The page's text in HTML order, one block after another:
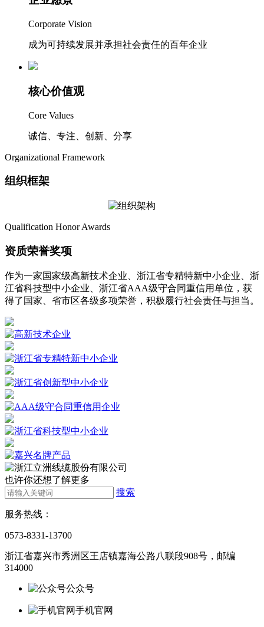
Corporate Vision
成为可持续发展并承担社会责任的百年企业
核心价值观
Core Values
诚信、专注、创新、分享
Organizational Framework
组织框架
Qualification Honor Awards
资质荣誉奖项
作为一家国家级高新技术企业、浙江省专精特新中小企业、浙
江省科技型中小企业、浙江省AAA级守合同重信用单位，获
得了国家、省市区各级多项荣誉，积极履行社会责任与担当。
也许你还想了解更多
搜索
服务热线：
0573-8331-13700
浙江省嘉兴市秀洲区王店镇嘉海公路八联段908号，邮编
314000
公众号
手机官网